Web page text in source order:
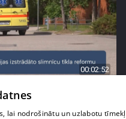
00:02:52
slimnīcu
lai nodrošinātu un uzlabotu